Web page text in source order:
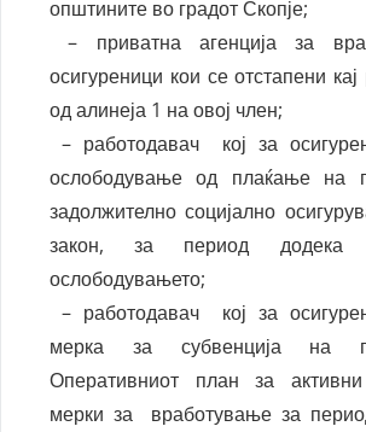
општините во градот Скопје;
– приватна агенција за
осигуреници кои се отстапени
од алинеја 1 на овој член;
– работодавач кој за
ослободување од плаќање на
задолжително социјално
закон, за период додека
ослободувањето;
– работодавач кој за
мерка за субвенција на
Оперативниот план за
мерки за вработување за